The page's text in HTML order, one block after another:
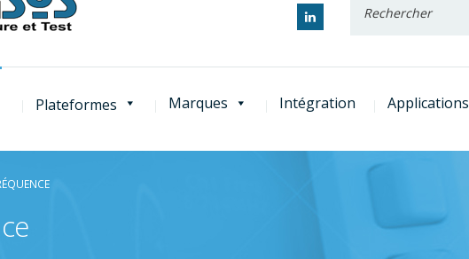
Plateformes Marques Intégration Applications